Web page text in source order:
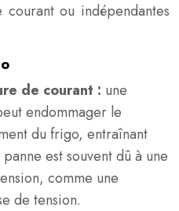
ou indépendantes
de courant : une
endommager le
du frigo, entraînant
est souvent dû à une
comme une
de tension.